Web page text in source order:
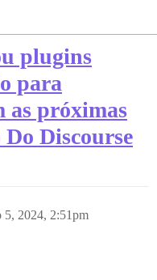
plugins
para
as próximas
Discourse
5, 2024, 2:51pm